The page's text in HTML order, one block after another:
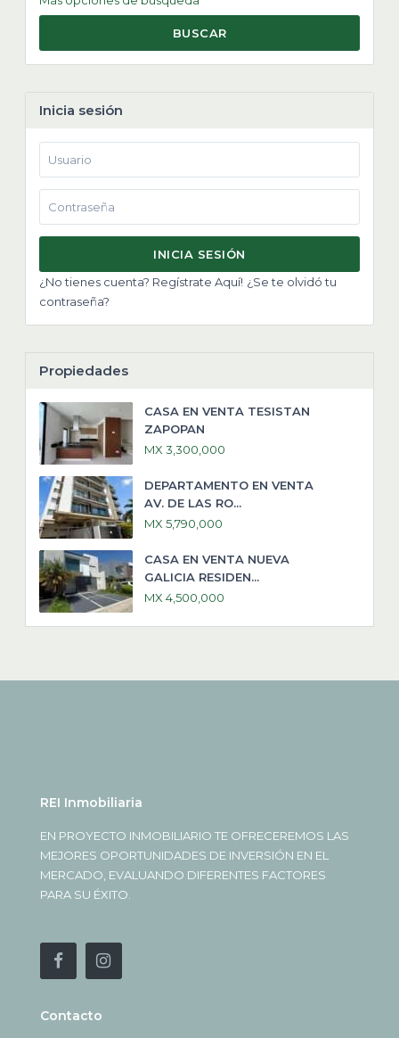
BUSCAR
Inicia sesión
INICIA SESIÓN
¿No tienes cuenta? Regístrate Aquí! ¿Se te olvidó tu
contraseña?
Propiedades
CASA EN VENTA TESISTAN
ZAPOPAN
MX 3,300,000
DEPARTAMENTO EN VENTA
AV. DE LAS RO...
MX 5,790,000
CASA EN VENTA NUEVA
GALICIA RESIDEN...
MX 4,500,000
REI Inmobiliaria
EN PROYECTO INMOBILIARIO TE OFRECEREMOS LAS
MEJORES OPORTUNIDADES DE INVERSIÓN EN EL
MERCADO, EVALUANDO DIFERENTES FACTORES
PARA SU ÉXITO.
Contacto